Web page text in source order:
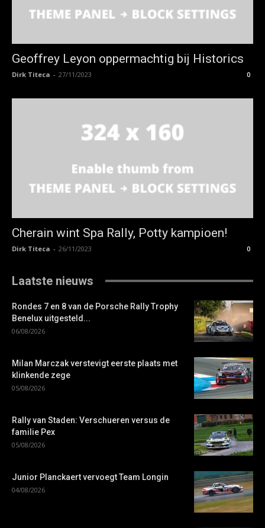
Geoffrey Leyon oppermachtig bij Historics
Dirk Titeca - 27/11/2023 0
Cherain wint Spa Rally, Potty kampioen!
Dirk Titeca - 26/11/2023 0
Laatste nieuws
Rondes 7 en 8 van de Porsche Rally Trophy
Benelux uitgesteld...
06/08/2026
Milan Marczak verstevigt eerste plaats met
klinkende zege
05/08/2026
Rally van Staden: Verschueren versus de
familie Pex
05/08/2026
Junior Planckaert vervoegt Team Longin
04/08/2026